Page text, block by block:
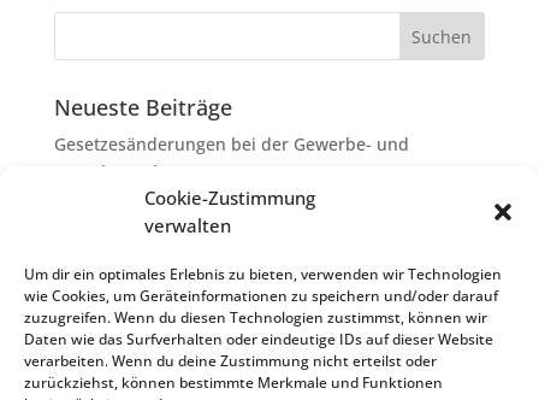
Cookie-Zustimmung
verwalten
Um dir ein optimales Erlebnis zu bieten, verwenden wir Technologien
wie Cookies, um Geräteinformationen zu speichern und/oder darauf
zuzugreifen. Wenn du diesen Technologien zustimmst, können wir
Daten wie das Surfverhalten oder eindeutige IDs auf dieser Website
verarbeiten. Wenn du deine Zustimmung nicht erteilst oder
zurückziehst, können bestimmte Merkmale und Funktionen
Neueste Beiträge
Gesetzesänderungen bei der Gewerbe- und
Grunderwerbsteuer
Erbschaftsteuer: Rechtsanwaltskosten bei Streit über
Erbauseinandersetzung als
Nachlassverbindlichkeiten
Umsatzsteuer-Umrechnungskurse Juli 2026
Keine Steuerfreiheit eines sog. Konfusionsgewinns
bei Mutterkapitalgesellschaft